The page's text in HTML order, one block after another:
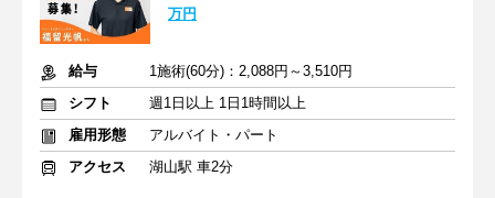
万円
給与
1施術(60分)：2,088円～3,510円
シフト
週1日以上 1日1時間以上
雇用形態
アルバイト・パート
アクセス
湖山駅 車2分